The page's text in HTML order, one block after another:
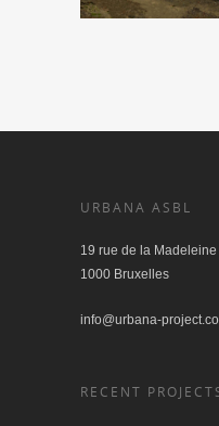
URBANA ASBL
19 rue de la Madeleine
1000 Bruxelles
info@urbana-
RECENT